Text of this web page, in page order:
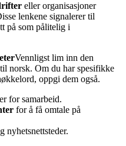
eller organisasjoner
lenkene signalerer til
på som pålitelig i
Vennligst lim inn den
norsk. Om du har spesifikke
oppgi dem også.
for samarbeid.
for å få omtale på
nyhetsnettsteder.